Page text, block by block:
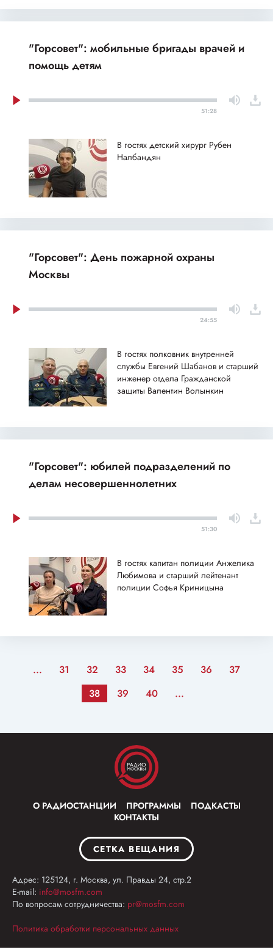
"Горсовет": мобильные бригады врачей и
помощь детям
51:28
В гостях детский хирург Рубен
Налбандян
"Горсовет": День пожарной охраны
Москвы
24:55
В гостях полковник внутренней
службы Евгений Шабанов и старший
инженер отдела Гражданской
защиты Валентин Волынкин
"Горсовет": юбилей подразделений по
делам несовершеннолетних
51:30
В гостях капитан полиции Анжелика
Любимова и старший лейтенант
полиции Софья Криницына
... 31 32 33 34 35 36
37
38
39 40 ...
О РАДИОСТАНЦИИ ПРОГРАММЫ
ПОДКАСТЫ
КОНТАКТЫ
СЕТКА ВЕЩАНИЯ
Адрес: 125124, г. Москва, ул. Правды 24, стр.2
E-mail: info@mosfm.com
По вопросам сотрудничества: pr@mosfm.com
Политика обработки персональных данных